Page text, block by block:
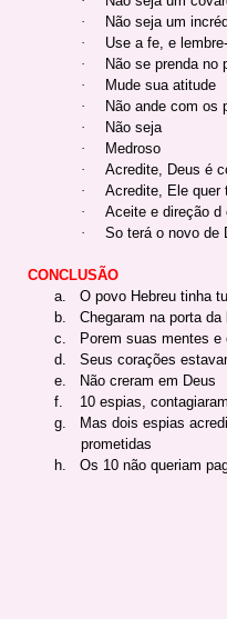
·
Não seja um
·
Use a fe, e
·
Não se prenda no
·
Mude sua atitude
·
Não ande com os
·
Não seja
·
Medroso
·
Acredite, Deus é
·
Acredite, Ele quer
·
Aceite e direção d
·
So terá o novo de
CONCLUSÃO
a.
O povo Hebreu tinha
b.
Chegaram na porta da
c.
Porem suas mentes
d.
Seus corações
e.
Não creram em Deus
f.
10 espias,
g.
Mas dois espias
prometidas
h.
Os 10 não queriam